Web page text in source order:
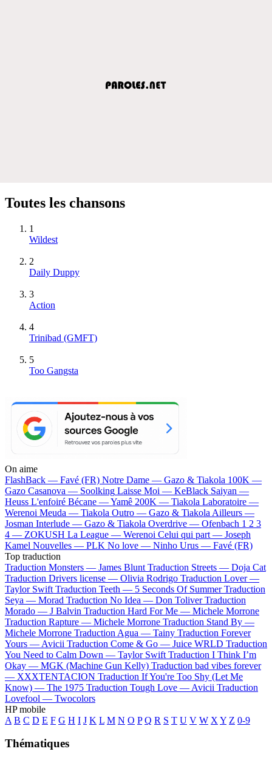
Toutes les chansons
1
Wildest
2
Daily Duppy
3
Action
4
Trinibad (GMFT)
5
Too Gangsta
On aime
FlashBack — Favé (FR) Notre Dame — Gazo & Tiakola 100K —
Gazo Casanova — Soolking Laisse Moi — KeBlack Saiyan —
Heuss L'enfoiré Bécane —Yamê 200K — Tiakola Laboratoire —
Werenoi Meuda — Tiakola Outro — Gazo & Tiakola Ailleurs —
Josman Interlude — Gazo & Tiakola Overdrive — Ofenbach 1 2 3
4 — ZOKUSH La League — Werenoi Celui qui part — Joseph
Kamel Nouvelles — PLK No love — Ninho Urus — Favé (FR)
Top traduction
Traduction Monsters — James Blunt Traduction Streets — Doja Cat
Traduction Drivers license — Olivia Rodrigo Traduction Lover —
Taylor Swift Traduction Teeth — 5 Seconds Of Summer Traduction
Seya — Morad Traduction No Idea — Don Toliver Traduction
Morado — J Balvin Traduction Hard For Me — Michele Morrone
Traduction Rapture — Michele Morrone Traduction Stand By —
Michele Morrone Traduction Agua — Tainy Traduction Forever
Yours — Avicii Traduction Come & Go — Juice WRLD Traduction
You Need to Calm Down — Taylor Swift Traduction I Think I’m
Okay — MGK (Machine Gun Kelly) Traduction bad vibes forever
— XXXTENTACION Traduction If You're Too Shy (Let Me
Know) — The 1975 Traduction Tough Love — Avicii Traduction
Lovefool — Twocolors
HP mobile
A B C D E F G H I J K L M N O P Q R S T U V W X Y Z 0-9
Thématiques